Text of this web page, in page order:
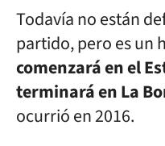
Todavía no están
partido, pero es un
comenzará en el
terminará en La
ocurrió en 2016.